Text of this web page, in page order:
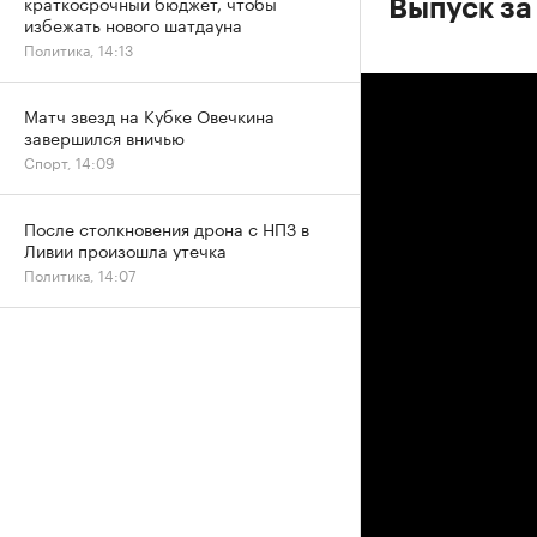
Выпуск
избежать нового шатдауна
Политика, 14:13
Матч звезд на Кубке Овечкина
завершился вничью
Спорт, 14:09
После столкновения дрона с НПЗ в
Ливии произошла утечка
Политика, 14:07